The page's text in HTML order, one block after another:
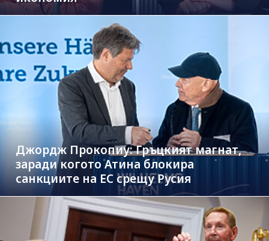
Джордж Прокопиу: Гръцкият магнат,
заради когото Атина блокира
санкциите на ЕС срещу Русия